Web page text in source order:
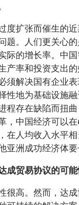
度扩张而催生的近
题。人们更关心
际的增长率。中
产率和投资支出
须解决国有企业
性地为基础设施
程存在缺陷而扭
，中国经济可以
在人均收入水平相
亚洲成功经济体要
成贸易协议的可能
很高。然而，达